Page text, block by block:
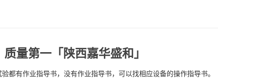
量第一「陕西嘉华盛和」
都有作业指导书，没有作业指导书，可以找相应设备的操作指导书。